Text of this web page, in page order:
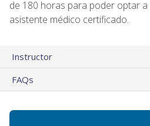
de 180 horas para poder optar
asistente médico certificado.
Instructor
FAQs